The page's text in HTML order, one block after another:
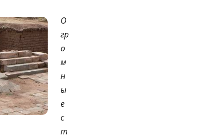
О
гр
о
м
н
ы
е
с
т